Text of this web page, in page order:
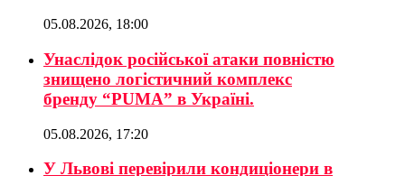
05.08.2026, 18:00
Унаслідок російської атаки повністю
знищено логістичний комплекс
бренду “PUMA” в Україні.
05.08.2026, 17:20
У Львові перевірили кондиціонери в